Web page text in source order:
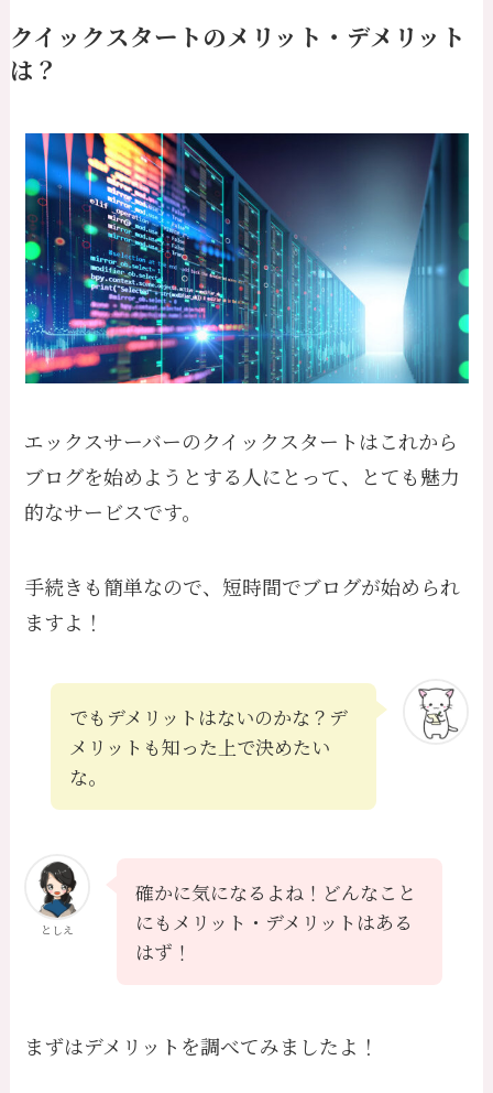
クイックスタートのメリット・デメリット
は？
エックスサーバーのクイックスタートはこれから
ブログを始めようとする人にとって、とても魅力
的なサービスです。
手続きも簡単なので、短時間でブログが始められ
ますよ！
でもデメリットはないのかな？デ
メリットも知った上で決めたい
な。
としえ
確かに気になるよね！どんなこと
にもメリット・デメリットはある
はず！
まずはデメリットを調べてみましたよ！